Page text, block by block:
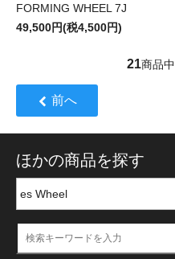
FORMING WHEEL 7J
49,500円(税4,500円)
21商品中
前へ
ほかの商品を探す